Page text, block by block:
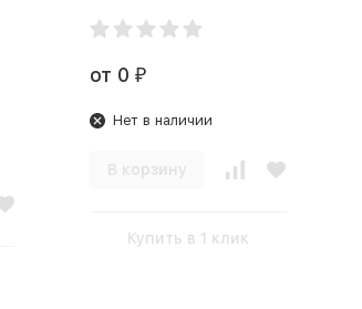
от 0 ₽
Нет в наличии
В корзину
Купить в 1 клик